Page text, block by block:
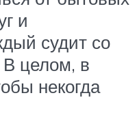
и
судит со
В целом, в
некогда